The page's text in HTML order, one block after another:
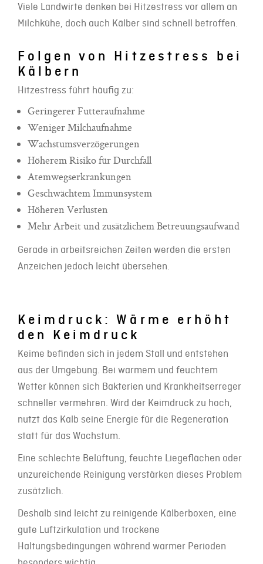
Viele Landwirte denken bei Hitzestress vor allem an
Milchkühe, doch auch Kälber sind schnell betroffen.
Folgen von Hitzestress bei
Kälbern
Hitzestress führt häufig zu:
Geringerer Futteraufnahme
Weniger Milchaufnahme
Wachstumsverzögerungen
Höherem Risiko für Durchfall
Atemwegserkrankungen
Geschwächtem Immunsystem
Höheren Verlusten
Mehr Arbeit und zusätzlichem Betreuungsaufwand
Gerade in arbeitsreichen Zeiten werden die ersten
Anzeichen jedoch leicht übersehen.
Keimdruck: Wärme erhöht
den Keimdruck
Keime befinden sich in jedem Stall und entstehen
aus der Umgebung. Bei warmem und feuchtem
Wetter können sich Bakterien und Krankheitserreger
schneller vermehren. Wird der Keimdruck zu hoch,
nutzt das Kalb seine Energie für die Regeneration
statt für das Wachstum.
Eine schlechte Belüftung, feuchte Liegeflächen oder
unzureichende Reinigung verstärken dieses Problem
zusätzlich.
Deshalb sind leicht zu reinigende Kälberboxen, eine
gute Luftzirkulation und trockene
Haltungsbedingungen während warmer Perioden